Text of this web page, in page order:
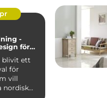
-
för
hem
blivit ett
för
vill
nordisk